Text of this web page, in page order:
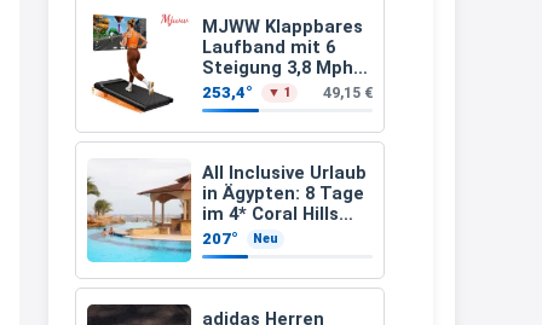
Apfelfaser)
MJWW Klappbares
Laufband mit 6
Steigung 3,8 Mph/6
Km/h Walking
253,4° ▼ 1 49,15 €
All Inclusive Urlaub
in Ägypten: 8 Tage
im 4* Coral Hills
Resort Marsa Alam
inkl. Flüge ab 299 €
p.P.
207° Neu
adidas Herren
müsste schon stornieren und
nochmal bestellen, da man
Rabattcodes oder auch
Geschenkgutscheine im
Warenkorb oder an der Kasse
VOR dem Kauf einlösen kann.
17:06
↩